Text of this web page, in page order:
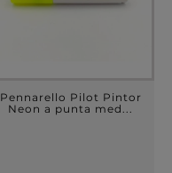
Pennarello Pilot Pintor
Neon a punta med...